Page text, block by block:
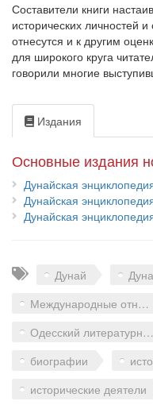
Составители книги
исторических личностей
отнесутся и к другим
для широкого круга
говорили многие
Издания
Основные издания
Дунайская
Дунайская
Дунайская
Теги Дунай
Международные отношения
Одесский литературный музей
биографии
исторические деятели